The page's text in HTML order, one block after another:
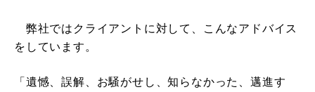
弊社ではクライアントに対して、こんなアドバイス
をしています。
「遺憾、誤解、お騒がせし、知らなかった、邁進す